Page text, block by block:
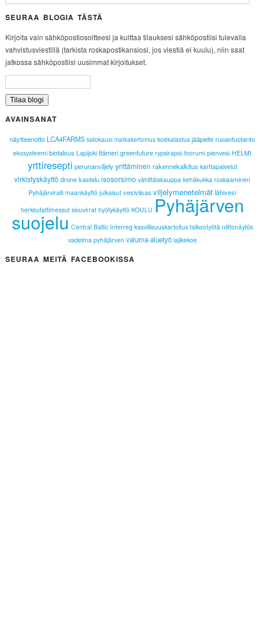
SEURAA BLOGIA TÄSTÄ
Kirjoita vain sähköpostiosoitteesi ja kuittaa tilauksesi sähköpostiisi tulevalla
vahvistusviestillä (tarkista roskapostikansiosi, jos viestiä ei kuulu), niin saat
jatkossa sähköpostiisi uusimmat kirjoitukset.
AVAINSANAT
näytteenotto LCA4FARMS satokausi matkakertomus koekalastus jääpeite ruoantuotanto
ekosysteemi biotalous Lapijoki Itämeri greenfuture rypsirapsi-foorumi pienvesi-HELMI
yrttiresepti perunanviljelyyrittäminen rakennekalkitus karttapalvelut
virkistyskäyttö drone kastelu isosorsimo vähittäiskauppa kehäkukka roskaaminen
Pyhäjärviralli maankäyttö julkaisut vesiviisas viljelymenetelmät lähivesi
herkkutattimessut sivuvirrat hyötykäyttö KOULU Pyhäjärven
suojelu Central Baltic Interreg kasvillisuuskartoitus talkootyötä niittonäytös
vadelma pyhäjärven valuma-aluetyö lajikekoe
SEURAA MEITÄ FACEBOOKISSA